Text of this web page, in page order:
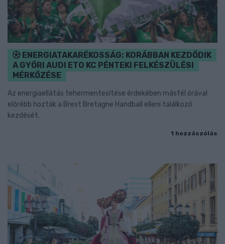
ENERGIATAKARÉKOSSÁG: KORÁBBAN KEZDŐDIK
A GYŐRI AUDI ETO KC PÉNTEKI FELKÉSZÜLÉSI
MÉRKŐZÉSE
Az energiaellátás tehermentesítése érdekében másfél órával
előrébb hozták a Brest Bretagne Handball elleni találkozó
kezdését.
1 hozzászólás